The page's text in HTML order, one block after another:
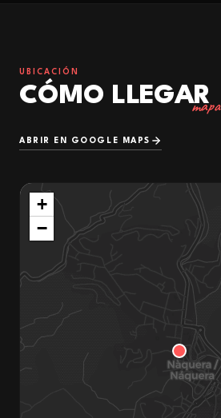
UBICACIÓN
CÓMO LLEGAR
mapa
ABRIR EN GOOGLE MAPS
+
−